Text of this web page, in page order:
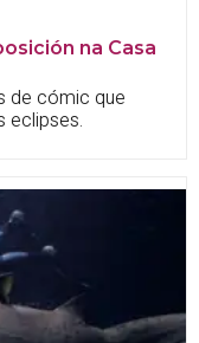
na Casa
de cómic que
eclipses.